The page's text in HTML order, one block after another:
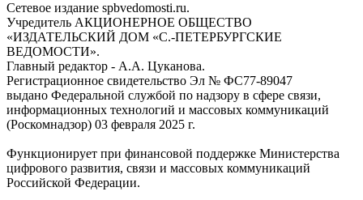
Сетевое издание spbvedomosti.ru.
Учредитель АКЦИОНЕРНОЕ ОБЩЕСТВО
«ИЗДАТЕЛЬСКИЙ ДОМ «С.-ПЕТЕРБУРГСКИЕ
ВЕДОМОСТИ».
Главный редактор - А.А. Цуканова.
Регистрационное свидетельство Эл № ФС77-89047
выдано Федеральной службой по надзору в сфере связи,
информационных технологий и массовых коммуникаций
(Роскомнадзор) 03 февраля 2025 г.
Функционирует при финансовой поддержке Министерства
цифрового развития, связи и массовых коммуникаций
Российской Федерации.